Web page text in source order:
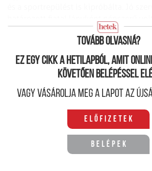
Tovább olvasná?
Ez egy cikk a hetilapból, amit
követően belépéssel
Vagy vásárolja meg a lapot az
Előfizetek
Belépek